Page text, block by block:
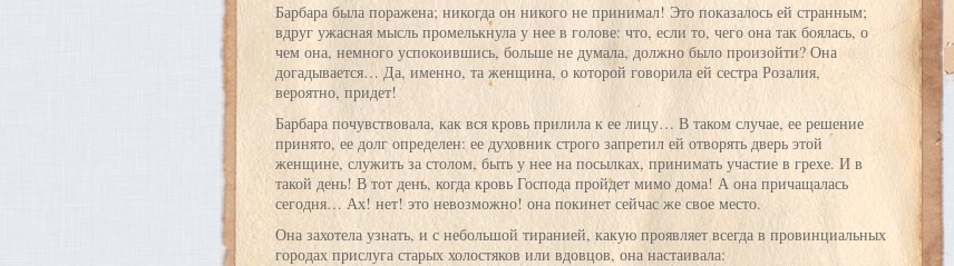
Барбара была поражена; никогда он никого не принимал! Это показалось ей странным;
вдруг ужасная мысль промелькнула у нее в голове: что, если то, чего она так боялась, о
чем она, немного успокоившись, больше не думала, должно было произойти? Она
догадывается… Да, именно, та женщина, о которой говорила ей сестра Розалия,
вероятно, придет!
Барбара почувствовала, как вся кровь прилила к ее лицу… В таком случае, ее решение
принято, ее долг определен: ее духовник строго запретил ей отворять дверь этой
женщине, служить за столом, быть у нее на посылках, принимать участие в грехе. И в
такой день! В тот день, когда кровь Господа пройдет мимо дома! А она причащалась
сегодня… Ах! нет! это невозможно! она покинет сейчас же свое место.
Она захотела узнать, и с небольшой тиранией, какую проявляет всегда в провинциальных
городах прислуга старых холостяков или вдовцов, она настаивала: